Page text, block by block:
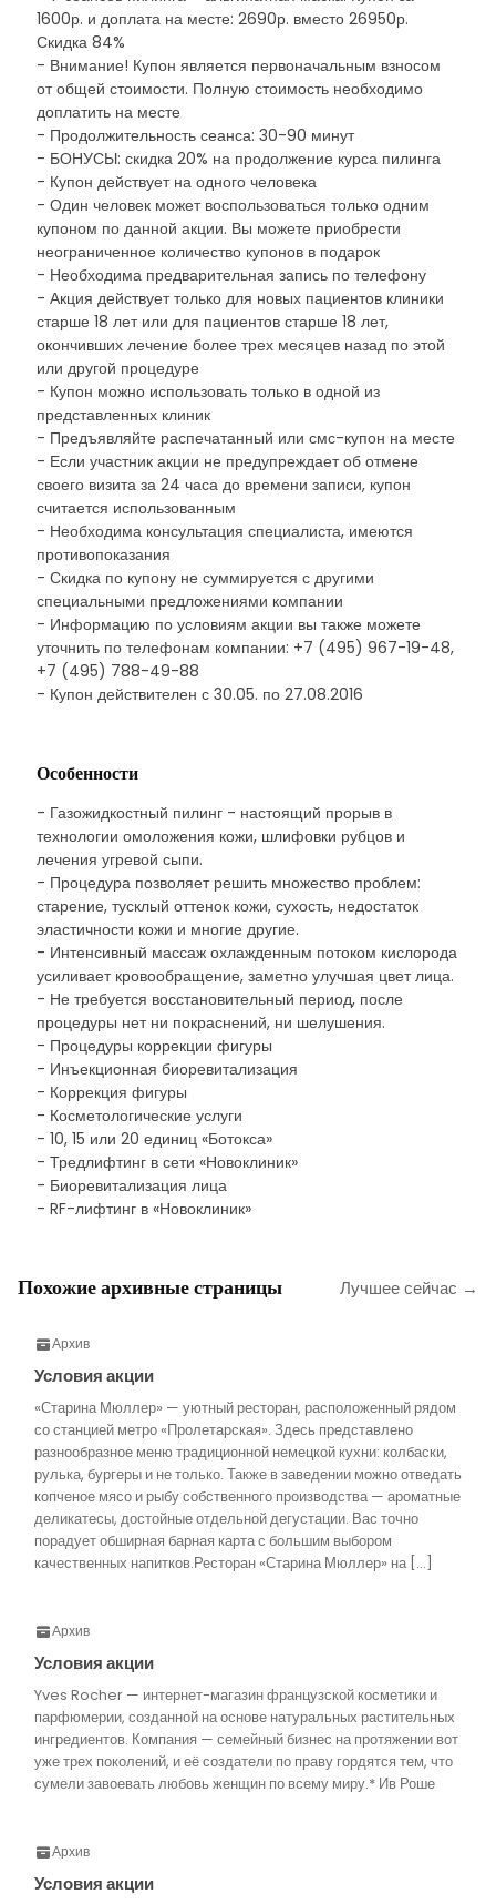
1600р. и доплата на месте: 2690р. вместо 26950р.
Скидка 84%
- Внимание! Купон является первоначальным взносом
от общей стоимости. Полную стоимость необходимо
доплатить на месте
- Продолжительность сеанса: 30-90 минут
- БОНУСЫ: скидка 20% на продолжение курса пилинга
- Купон действует на одного человека
- Один человек может воспользоваться только одним
купоном по данной акции. Вы можете приобрести
неограниченное количество купонов в подарок
- Необходима предварительная запись по телефону
- Акция действует только для новых пациентов клиники
старше 18 лет или для пациентов старше 18 лет,
окончивших лечение более трех месяцев назад по этой
или другой процедуре
- Купон можно использовать только в одной из
представленных клиник
- Предъявляйте распечатанный или смс-купон на месте
- Если участник акции не предупреждает об отмене
своего визита за 24 часа до времени записи, купон
считается использованным
- Необходима консультация специалиста, имеются
противопоказания
- Скидка по купону не суммируется с другими
специальными предложениями компании
- Информацию по условиям акции вы также можете
уточнить по телефонам компании: +7 (495) 967-19-48,
+7 (495) 788-49-88
- Купон действителен с 30.05. по 27.08.2016
Особенности
- Газожидкостный пилинг - настоящий прорыв в
технологии омоложения кожи, шлифовки рубцов и
лечения угревой сыпи.
- Процедура позволяет решить множество проблем:
старение, тусклый оттенок кожи, сухость, недостаток
эластичности кожи и многие другие.
- Интенсивный массаж охлажденным потоком кислорода
усиливает кровообращение, заметно улучшая цвет лица.
- Не требуется восстановительный период, после
процедуры нет ни покраснений, ни шелушения.
- Процедуры коррекции фигуры
- Инъекционная биоревитализация
- Коррекция фигуры
- Косметологические услуги
- 10, 15 или 20 единиц «Ботокса»
- Тредлифтинг в сети «Новоклиник»
- Биоревитализация лица
- RF-лифтинг в «Новоклиник»
Похожие архивные страницы Лучшее сейчас →
Архив
Условия акции
«Старина Мюллер» — уютный ресторан, расположенный рядом
со станцией метро «Пролетарская». Здесь представлено
разнообразное меню традиционной немецкой кухни: колбаски,
рулька, бургеры и не только. Также в заведении можно отведать
копченое мясо и рыбу собственного производства — ароматные
деликатесы, достойные отдельной дегустации. Вас точно
порадует обширная барная карта с большим выбором
качественных напитков.Ресторан «Старина Мюллер» на […]
Архив
Условия акции
Yves Rocher — интернет-магазин французской косметики и
парфюмерии, созданной на основе натуральных растительных
ингредиентов. Компания — семейный бизнес на протяжении вот
уже трех поколений, и её создатели по праву гордятся тем, что
сумели завоевать любовь женщин по всему миру.* Ив Роше
Архив
Условия акции